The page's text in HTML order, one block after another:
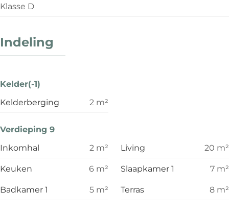
Klasse D
Indeling
Kelder(-1)
Kelderberging
2 m²
Verdieping 9
Inkomhal
2 m² Living 20 m²
Keuken
6 m² Slaapkamer 1 7 m²
Badkamer 1
5 m² Terras 8 m²